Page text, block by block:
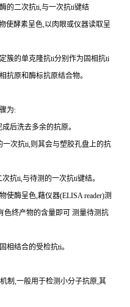
的二次抗ti,与一次抗ti键结
使酵素呈色,以肉眼或仪器读取呈
簇的单克隆抗ti分别作为固相抗ti
抗原和酶标抗原结合物。
为:
后洗去多余的抗原。
一次抗ti,则其会与塑胶孔盘上的抗
次抗ti,与待测的一次抗ti键结。
使酶呈色,藉仪器(ELISA reader)测
色终产物的含量即可 测量待测抗
相结合的受检抗ti。
制,一般用于检测小分子抗原,其